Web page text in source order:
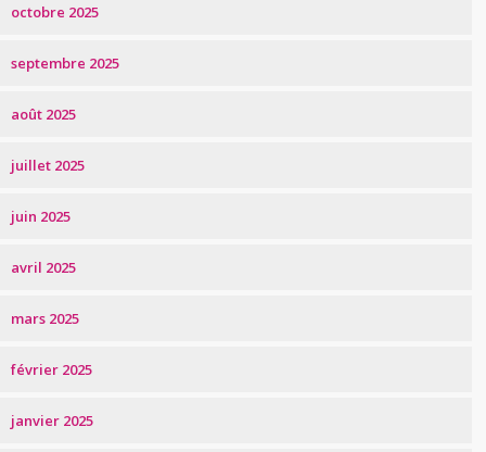
octobre 2025
septembre 2025
août 2025
juillet 2025
juin 2025
avril 2025
mars 2025
février 2025
janvier 2025